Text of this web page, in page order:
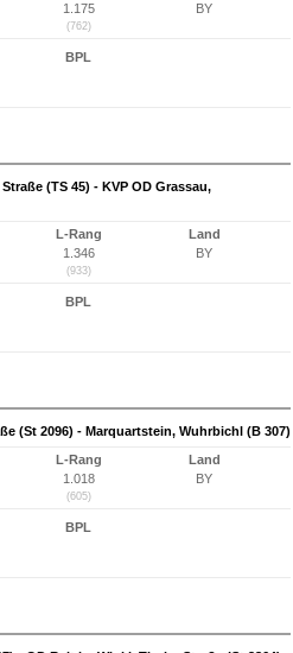
1.175
(762)
BY
BPL
(TS 45) - KVP OD Grassau,
L-Rang
1.346
(933)
Land
BY
BPL
(St 2096) - Marquartstein, Wuhrbichl (B 307)
L-Rang
1.018
(605)
Land
BY
BPL